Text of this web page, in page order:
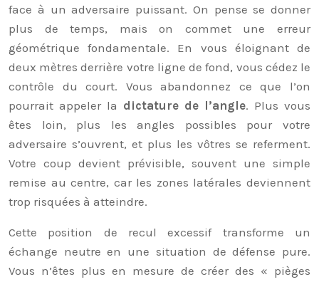
face à un adversaire puissant. On pense se donner
plus de temps, mais on commet une erreur
géométrique fondamentale. En vous éloignant de
deux mètres derrière votre ligne de fond, vous cédez le
contrôle du court. Vous abandonnez ce que l’on
pourrait appeler la dictature de l’angle. Plus vous
êtes loin, plus les angles possibles pour votre
adversaire s’ouvrent, et plus les vôtres se referment.
Votre coup devient prévisible, souvent une simple
remise au centre, car les zones latérales deviennent
trop risquées à atteindre.
Cette position de recul excessif transforme un
échange neutre en une situation de défense pure.
Vous n’êtes plus en mesure de créer des « pièges